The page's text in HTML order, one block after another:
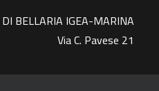
BELLARIA IGEA-MARINA
Via C. Pavese 21